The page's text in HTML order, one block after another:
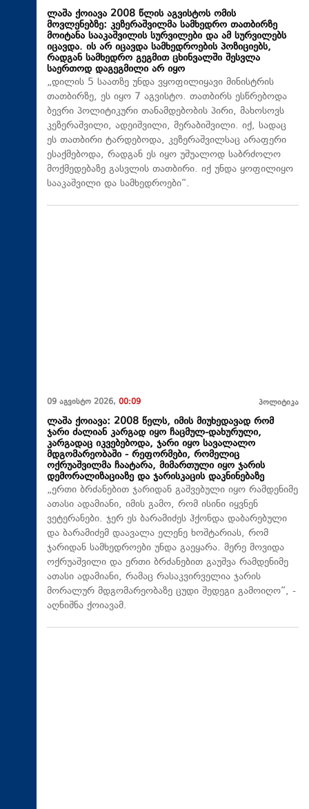
ლაშა ქოიავა 2008 წლის აგვისტოს ომის
მოვლენებზე: კეზერაშვილმა სამხედრო თათბირზე
მოიტანა სააკაშვილის სურვილები და ამ სურვილებს
იცავდა. ის არ იცავდა სამხედროების პოზიციებს,
რადგან სამხედრო გეგმით ცხინვალში შესვლა
საერთოდ დაგეგმილი არ იყო
„დილის 5 საათზე უნდა ვყოფილიყავი მინისტრის
თათბირზე, ეს იყო 7 აგვისტო. თათბირს ესწრებოდა
ბევრი პოლიტიკური თანამდებობის პირი, მახოსოვს
კეზერაშვილი, ადეიშვილი, მერაბიშვილი. იქ, სადაც
ეს თათბირი ტარდებოდა, კეზერაშვილსაც არაფერი
ესაქმებოდა, რადგან ეს იყო უშუალოდ საბრძოლო
მოქმედებაზე გასვლის თათბირი. იქ უნდა ყოფილიყო
სააკაშვილი და სამხედროები“.
09 აგვისტო 2026, 00:09 პოლიტიკა
ლაშა ქოიავა: 2008 წელს, იმის მიუხედავად რომ
ჯარი ძალიან კარგად იყო ჩაცმულ-დახურული,
კარგადაც იკვებებოდა, ჯარი იყო სავალალო
მდგომარეობაში - რეფორმები, რომელიც
ოქრუაშვილმა ჩაატარა, მიმართული იყო ჯარის
დემორალიზაციაზე და ჯარისკაცის დაკნინებაზე
„ერთი ბრძანებით ჯარიდან გაშვებული იყო რამდენიმე
ათასი ადამიანი, იმის გამო, რომ ისინი იყვნენ
ვეტერანები. ჯერ ეს ბარამიძეს ჰქონდა დაბარებული
და ბარამიძემ დაავალა ელენე ხოშტარიას, რომ
ჯარიდან სამხედროები უნდა გაეყარა. მერე მოვიდა
ოქრუაშვილი და ერთი ბრძანებით გაუშვა რამდენიმე
ათასი ადამიანი, რამაც რასაკვირველია ჯარის
მორალურ მდგომარეობაზე ცუდი შედეგი გამოიღო“, -
აღნიშნა ქოიავამ.